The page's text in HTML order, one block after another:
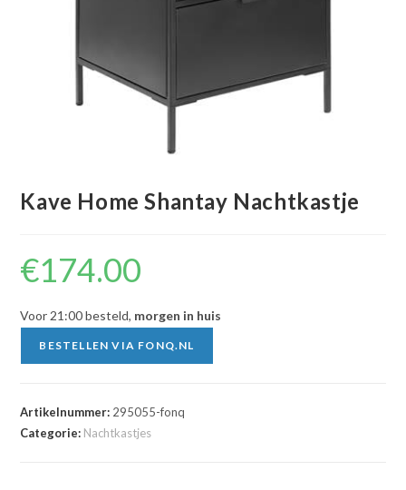
Kave Home Shantay Nachtkastje
€174.00
Voor 21:00 besteld, morgen in huis
BESTELLEN VIA FONQ.NL
Artikelnummer: 295055-fonq
Categorie: Nachtkastjes